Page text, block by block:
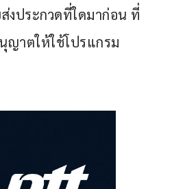
งประกวดที่ใดมาก่อน ที่
ญาตให้ใช้โปรแกรม